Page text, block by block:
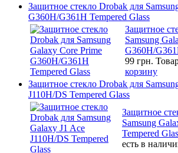
Защитное стекло Drobak для
G360H/G361H Tempered Glass
Защитное
Samsung
G360H/
99 грн.
корзину
Защитное стекло Drobak для
J110H/DS Tempered Glass
Защитное
Samsung
Tempered
есть в